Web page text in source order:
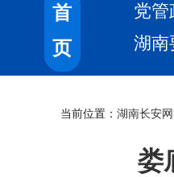
首
页
党管
湖南
当前位置： 湖南长安网
娄